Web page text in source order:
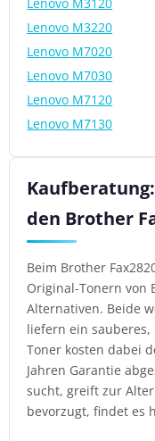
Lenovo M3220
Lenovo M7020
Lenovo M7030
Lenovo M7120
Lenovo M7130
den Brother
Beim Brother
Original-Tonern von
Alternativen. Beide
liefern ein
Toner kosten dabei
Jahren Garantie
sucht, greift zur
bevorzugt, findet es